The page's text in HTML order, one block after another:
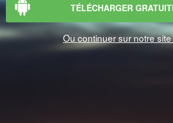
TÉLÉCHARGER
Ou continuer sur notre